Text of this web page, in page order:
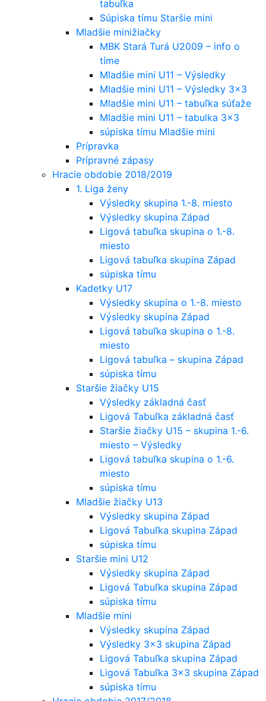
tabuľka
Súpiska tímu Staršie mini
Mladšie minižiačky
MBK Stará Turá U2009 – info o
tíme
Mladšie mini U11 – Výsledky
Mladšie mini U11 – Výsledky 3×3
Mladšie mini U11 – tabuľka súťaže
Mladšie mini U11 – tabulka 3×3
súpiska tímu Mladšie mini
Prípravka
Prípravné zápasy
Hracie obdobie 2018/2019
1. Liga ženy
Výsledky skupina 1.-8. miesto
Výsledky skupina Západ
Ligová tabuľka skupina o 1.-8.
miesto
Ligová tabuľka skupina Západ
súpiska tímu
Kadetky U17
Výsledky skupina o 1.-8. miesto
Výsledky skupina Západ
Ligová tabuľka skupina o 1.-8.
miesto
Ligová tabuľka – skupina Západ
súpiska tímu
Staršie žiačky U15
Výsledky základná časť
Ligová Tabuľka základná časť
Staršie žiačky U15 – skupina 1.-6.
miesto – Výsledky
Ligová tabuľka skupina o 1.-6.
miesto
súpiska tímu
Mladšie žiačky U13
Výsledky skupina Západ
Ligová Tabuľka skupina Západ
súpiska tímu
Staršie mini U12
Výsledky skupina Západ
Ligová Tabuľka skupina Západ
súpiska tímu
Mladšie mini
Výsledky skupina Západ
Výsledky 3×3 skupina Západ
Ligová Tabuľka skupina Západ
Ligová Tabuľka 3×3 skupina Západ
súpiska tímu